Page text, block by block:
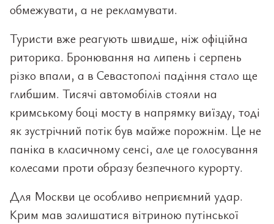
обмежувати, а не рекламувати.
Туристи вже реагують швидше, ніж офіційна
риторика. Бронювання на липень і серпень
різко впали, а в Севастополі падіння стало ще
глибшим. Тисячі автомобілів стояли на
кримському боці мосту в напрямку виїзду, тоді
як зустрічний потік був майже порожнім. Це не
паніка в класичному сенсі, але це голосування
колесами проти образу безпечного курорту.
Для Москви це особливо неприємний удар.
Крим мав залишатися вітриною путінської